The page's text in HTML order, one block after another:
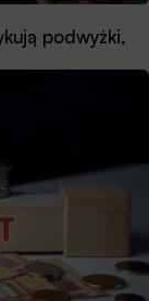
podwyżki,